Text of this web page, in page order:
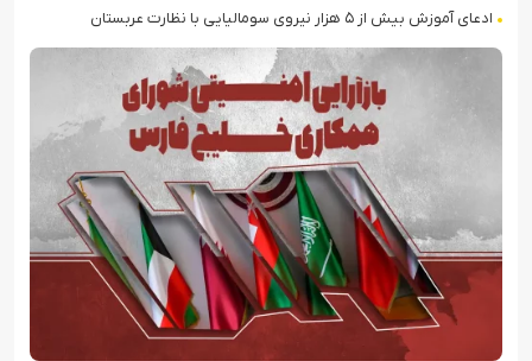
ادعای آموزش بیش از ۵ هزار نیروی سومالیایی با نظارت عربستان